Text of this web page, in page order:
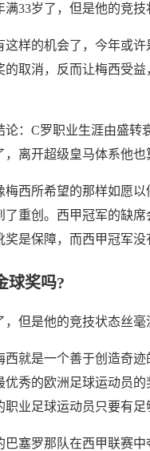
满33岁了，但是他的竞
这样的机会了，今年或
的取消，反而让梅西受
论：C罗职业生涯由盛
离开超级皇马体系他也
梅西所希望的那样如愿
了重创。西甲冠军的缺
是保障，而西甲冠军
球奖吗?
但是他的竞技状态丝
就是一个善于创造奇迹
秀的欧洲足球运动员
业足球运动员只要有足
巴塞罗那队在西甲联赛